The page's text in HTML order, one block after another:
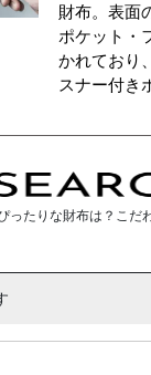
財布。表面
ポケット・
かれており
スナー付き
ったりな財布は？こだ